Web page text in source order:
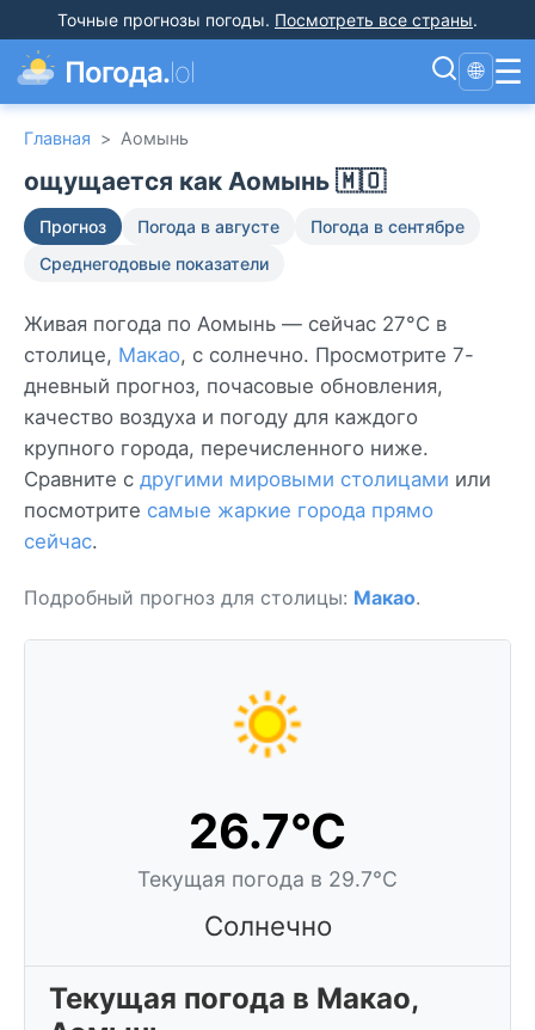
Точные прогнозы погоды. Посмотреть все страны.
Погода.lol 🌐 ☰
Главная > Аомынь
ощущается как Аомынь 🇲🇴
Прогноз Погода в августе
Погода в сентябре
Среднегодовые показатели
Живая погода по Аомынь — сейчас 27°C в
столице, Макао, с солнечно. Просмотрите 7-
дневный прогноз, почасовые обновления,
качество воздуха и погоду для каждого
крупного города, перечисленного ниже.
Сравните с другими мировыми столицами или
посмотрите самые жаркие города прямо
сейчас.
Подробный прогноз для столицы: Макао.
26.7°C
Текущая погода в 29.7°C
Солнечно
Текущая погода в Макао,